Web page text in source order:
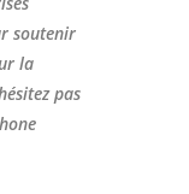
soutenir
la
pas